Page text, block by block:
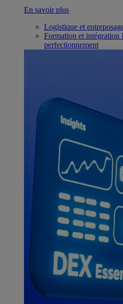
En savoir plus
Logistique et
Formation et intégration
perfectionnement